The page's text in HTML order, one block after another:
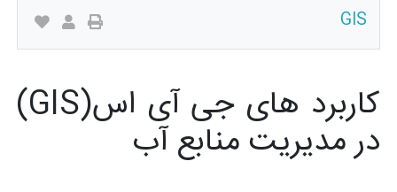
GIS
کاربرد های جی آی اس(GIS)
در مدیریت منابع آب